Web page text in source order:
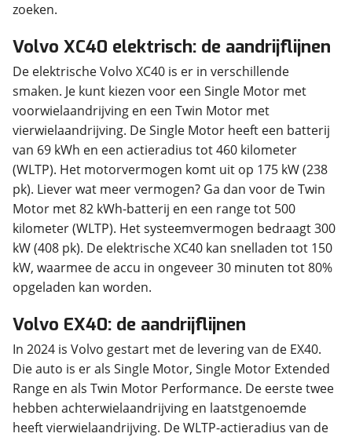
zoeken.
Volvo XC40 elektrisch: de aandrijflijnen
De elektrische Volvo XC40 is er in verschillende
smaken. Je kunt kiezen voor een Single Motor met
voorwielaandrijving en een Twin Motor met
vierwielaandrijving. De Single Motor heeft een batterij
van 69 kWh en een actieradius tot 460 kilometer
(WLTP). Het motorvermogen komt uit op 175 kW (238
pk). Liever wat meer vermogen? Ga dan voor de Twin
Motor met 82 kWh-batterij en een range tot 500
kilometer (WLTP). Het systeemvermogen bedraagt 300
kW (408 pk). De elektrische XC40 kan snelladen tot 150
kW, waarmee de accu in ongeveer 30 minuten tot 80%
opgeladen kan worden.
Volvo EX40: de aandrijflijnen
In 2024 is Volvo gestart met de levering van de EX40.
Die auto is er als Single Motor, Single Motor Extended
Range en als Twin Motor Performance. De eerste twee
hebben achterwielaandrijving en laatstgenoemde
heeft vierwielaandrijving. De WLTP-actieradius van de